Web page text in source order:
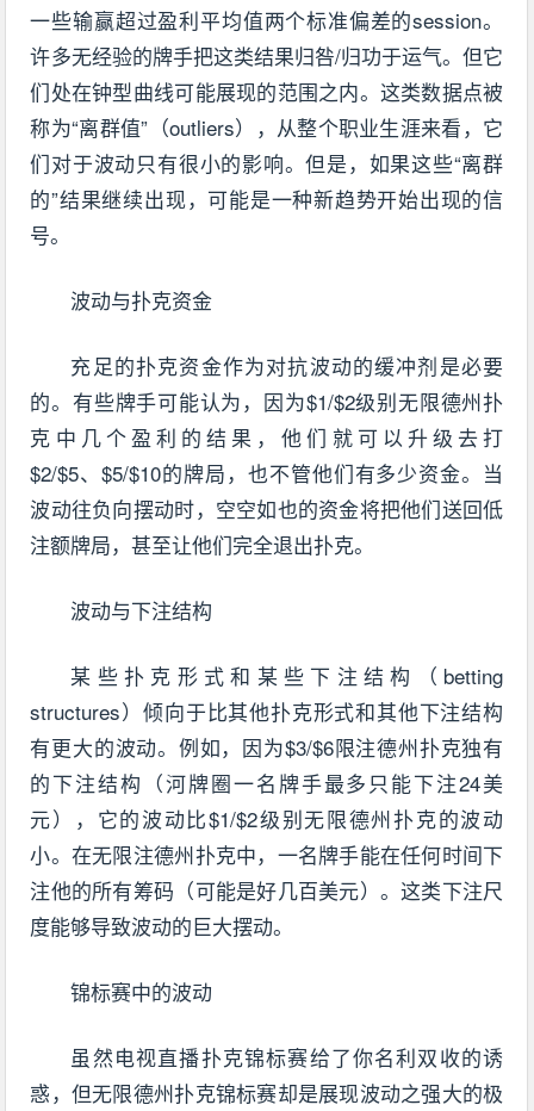
一些输赢超过盈利平均值两个标准偏差的session。
许多无经验的牌手把这类结果归咎/归功于运气。但它
们处在钟型曲线可能展现的范围之内。这类数据点被
称为“离群值”（outliers），从整个职业生涯来看，它
们对于波动只有很小的影响。但是，如果这些“离群
的”结果继续出现，可能是一种新趋势开始出现的信
号。
波动与扑克资金
充足的扑克资金作为对抗波动的缓冲剂是必要
的。有些牌手可能认为，因为$1/$2级别无限德州扑
克中几个盈利的结果，他们就可以升级去打
$2/$5、$5/$10的牌局，也不管他们有多少资金。当
波动往负向摆动时，空空如也的资金将把他们送回低
注额牌局，甚至让他们完全退出扑克。
波动与下注结构
某些扑克形式和某些下注结构（betting
structures）倾向于比其他扑克形式和其他下注结构
有更大的波动。例如，因为$3/$6限注德州扑克独有
的下注结构（河牌圈一名牌手最多只能下注24美
元），它的波动比$1/$2级别无限德州扑克的波动
小。在无限注德州扑克中，一名牌手能在任何时间下
注他的所有筹码（可能是好几百美元）。这类下注尺
度能够导致波动的巨大摆动。
锦标赛中的波动
虽然电视直播扑克锦标赛给了你名利双收的诱
惑，但无限德州扑克锦标赛却是展现波动之强大的极